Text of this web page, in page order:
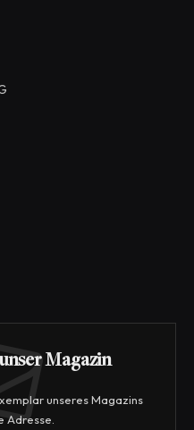
Magazin
unseres Magazins
Adresse.